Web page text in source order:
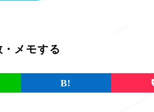
メモする